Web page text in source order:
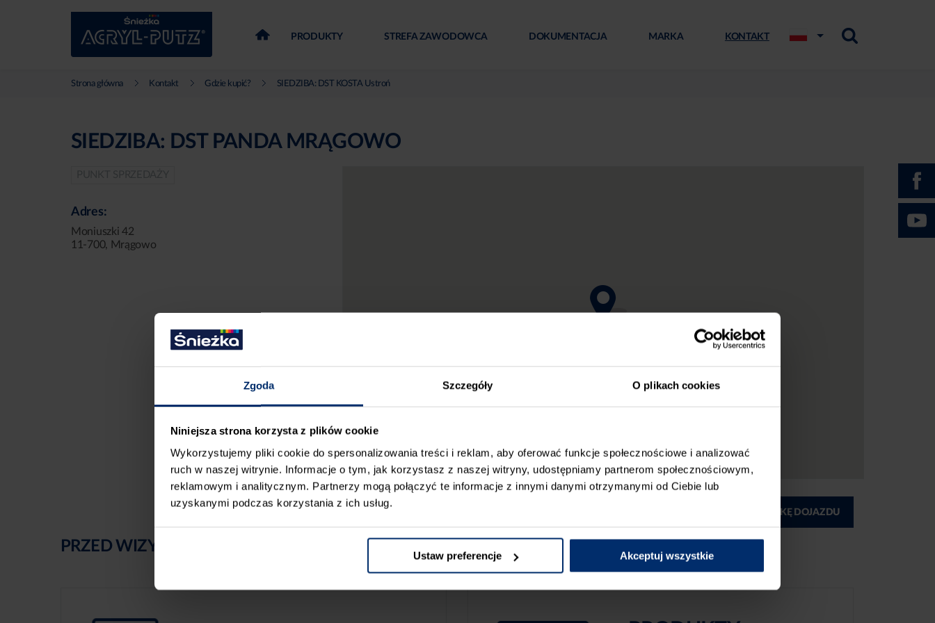
Zgoda Szczegóły O plikach cookies
Niniejsza strona korzysta z plików cookie
Wykorzystujemy pliki cookie do spersonalizowania treści i reklam, aby oferować funkcje społecznościowe i analizować
ruch w naszej witrynie. Informacje o tym, jak korzystasz z naszej witryny, udostępniamy partnerom społecznościowym,
reklamowym i analitycznym. Partnerzy mogą połączyć te informacje z innymi danymi otrzymanymi od Ciebie lub
uzyskanymi podczas korzystania z ich usług.
Ustaw preferencje Akceptuj wszystkie
PRODUKTY STREFA ZAWODOWCA DOKUMENTACJA MARKA KONTAKT
Strona główna Kontakt Gdzie kupić? SIEDZIBA: DST KOSTA Ustroń
SIEDZIBA: DST PANDA MRĄGOWO
Adres:
Moniuszki 42
11-700, Mrągowo
DRUKUJ MAPKĘ DOJAZDU
PRZED WIZYTĄ W SKLEPIE POLECAMY: